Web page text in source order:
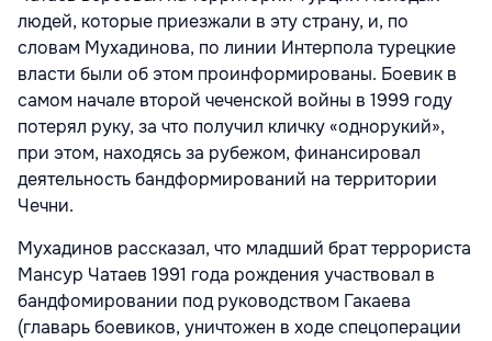
людей, которые приезжали в эту страну, и, по
словам Мухадинова, по линии Интерпола турецкие
власти были об этом проинформированы. Боевик в
самом начале второй чеченской войны в 1999 году
потерял руку, за что получил кличку «однорукий»,
при этом, находясь за рубежом, финансировал
деятельность бандформирований на территории
Чечни.
Мухадинов рассказал, что младший брат террориста
Мансур Чатаев 1991 года рождения участвовал в
бандфомировании под руководством Гакаева
(главарь боевиков, уничтожен в ходе спецоперации